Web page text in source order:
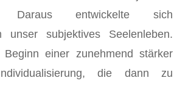
Daraus entwickelte sich
unser subjektives Seelenleben.
einer zunehmend stärker
die dann zu